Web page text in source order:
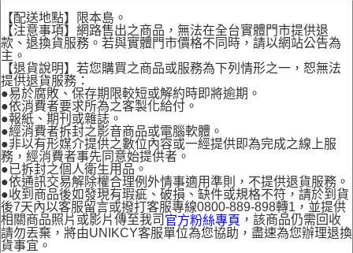
【配送地點】限本島。
【注意事項】網路售出之商品，無法在全台實體門市提供退
款、退換貨服務。若與實體門市價格不同時，請以網站公告為
主。
【退貨說明】若您購買之商品或服務為下列情形之一，恕無法
提供退貨服務：
●易於腐敗、保存期限較短或解約時即將逾期。
●依消費者要求所為之客製化給付。
●報紙、期刊或雜誌。
●經消費者拆封之影音商品或電腦軟體。
●非以有形媒介提供之數位內容或一經提供即為完成之線上服
務，經消費者事先同意始提供者。
●已拆封之個人衛生用品。
●依通訊交易解除權合理例外情事適用準則，不提供退貨服務。
●收到商品後如發現有瑕疵、破損、缺件或規格不符，請於到貨
後7天內以客服留言或撥打客服專線0800-889-898轉1，並提供
相關商品照片或影片傳至我司 官方粉絲專頁 ，該商品仍需回收
請勿丟棄，將由UNIKCY客服單位為您協助，盡速為您辦理退換
貨事宜。